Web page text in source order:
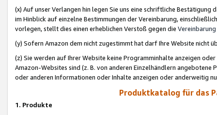
(x) Auf unser Verlangen hin legen Sie uns eine schriftliche
im Hinblick auf einzelne Bestimmungen der Vereinbarung,
vorlegen, stellt dies einen erheblichen Verstoß gegen die Vereinbarung
(y) Sofern Amazon dem nicht zugestimmt hat darf Ihre Website nicht
(z) Sie werden auf Ihrer Website keine Programminhalte anzeigen
Amazon-Websites sind (z. B. von anderen Einzelhändlern
oder anderen Informationen oder Inhalte anzeigen oder anderweitig
Produktkatalog für das
1. Produkte